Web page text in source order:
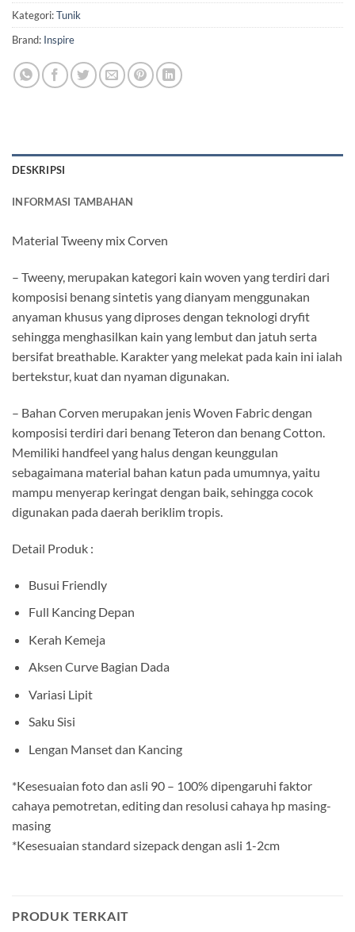
Kategori:Tunik
Brand: Inspire
DESKRIPSI
INFORMASI TAMBAHAN
Material Tweeny mix Corven
– Tweeny, merupakan kategori kain woven yang terdiri dari
komposisi benang sintetis yang dianyam menggunakan
anyaman khusus yang diproses dengan teknologi dryfit
sehingga menghasilkan kain yang lembut dan jatuh serta
bersifat breathable. Karakter yang melekat pada kain ini ialah
bertekstur, kuat dan nyaman digunakan.
– Bahan Corven merupakan jenis Woven Fabric dengan
komposisi terdiri dari benang Teteron dan benang Cotton.
Memiliki handfeel yang halus dengan keunggulan
sebagaimana material bahan katun pada umumnya, yaitu
mampu menyerap keringat dengan baik, sehingga cocok
digunakan pada daerah beriklim tropis.
Detail Produk :
Busui Friendly
Full Kancing Depan
Kerah Kemeja
Aksen Curve Bagian Dada
Variasi Lipit
Saku Sisi
Lengan Manset dan Kancing
*Kesesuaian foto dan asli 90 – 100% dipengaruhi faktor
cahaya pemotretan, editing dan resolusi cahaya hp masing-
masing
*Kesesuaian standard sizepack dengan asli 1-2cm
PRODUK TERKAIT